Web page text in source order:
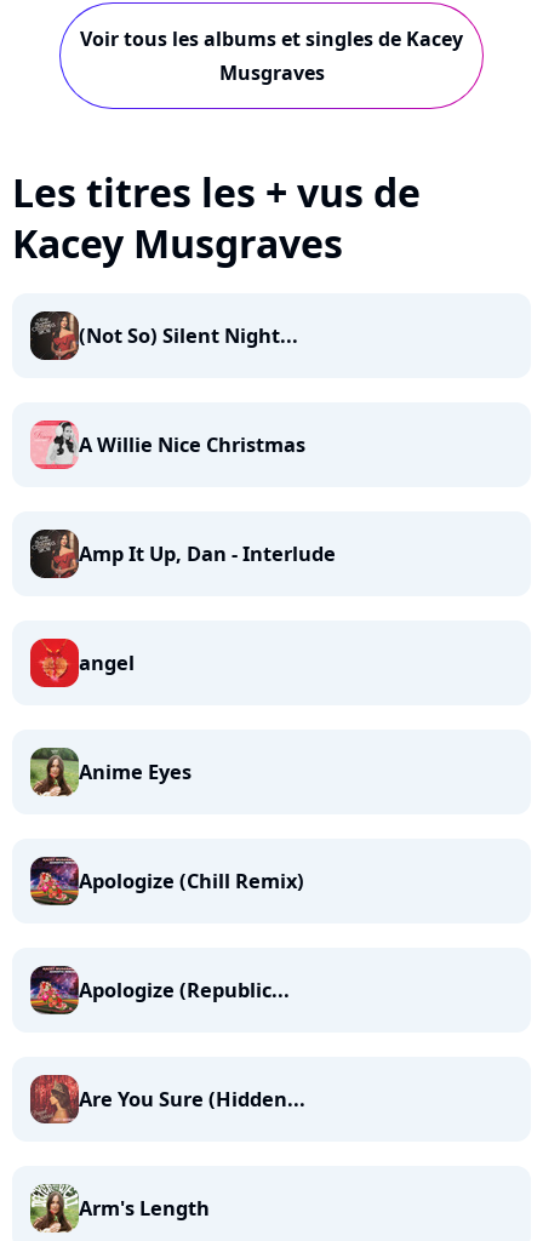
Voir tous les albums et singles de Kacey
Musgraves
Les titres les + vus de
Kacey Musgraves
(Not So) Silent Night...
A Willie Nice Christmas
Amp It Up, Dan - Interlude
angel
Anime Eyes
Apologize (Chill Remix)
Apologize (Republic...
Are You Sure (Hidden...
Arm's Length